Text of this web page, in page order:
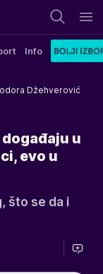
Info
Džehverović
u
evo u
što se da i